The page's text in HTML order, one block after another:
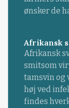
ønsker de
Afrikansk
Afrikansk
smitsom
tamsvin og
høj ved
findes